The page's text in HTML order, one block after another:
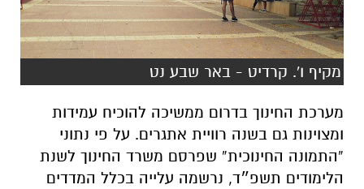
מקיף ו'. קרדיט - באר שבע נט
מערכת החינוך בדרום ממשיכה להוכיח עמידות
ומצוינות גם בשנה רוויית אתגרים. על פי נתוני
“התמונה החינוכית” שפרסם משרד החינוך לשנת
הלימודים תשפ״ד, נרשמה עלייה בכלל המדדים